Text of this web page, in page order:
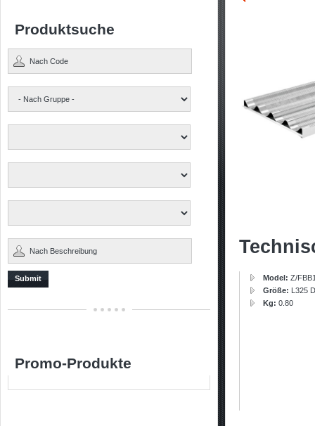
Produktsuche
Submit
Promo-Produkte
Model: Z/
Größe: L325
Kg: 0.80